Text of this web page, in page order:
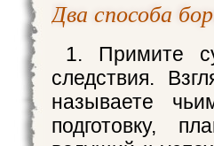
Два способа
1. Примите
следствия.
называете
подготовку,